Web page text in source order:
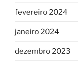
fevereiro 2024
janeiro 2024
dezembro 2023